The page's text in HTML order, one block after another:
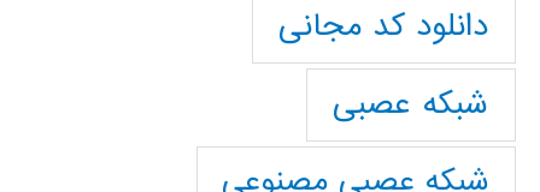
دانلود کد مجانی
شبکه عصبی
شبکه عصبی مصنوعی